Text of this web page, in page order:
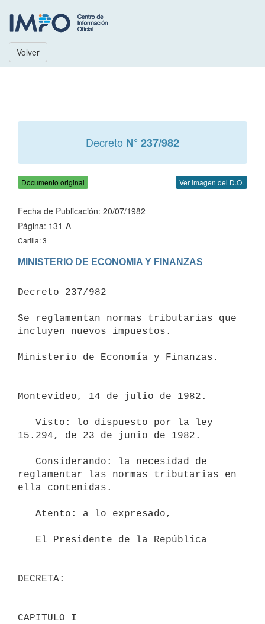
Volver
Decreto N° 237/982
Documento original Ver Imagen del D.O.
Fecha de Publicación: 20/07/1982
Página: 131-A
Carilla: 3
MINISTERIO DE ECONOMIA Y FINANZAS
Decreto 237/982
Se reglamentan normas tributarias que
incluyen nuevos impuestos.
Ministerio de Economía y Finanzas.
Montevideo, 14 de julio de 1982.
15.294, de 23 de junio de 1982.
reglamentar las normas tributarias en
ella contenidas.
DECRETA:
CAPITULO I